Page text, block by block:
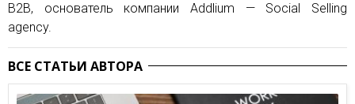
В2В, основатель компании Addlium — Social Selling
agency.
ВСЕ СТАТЬИ АВТОРА